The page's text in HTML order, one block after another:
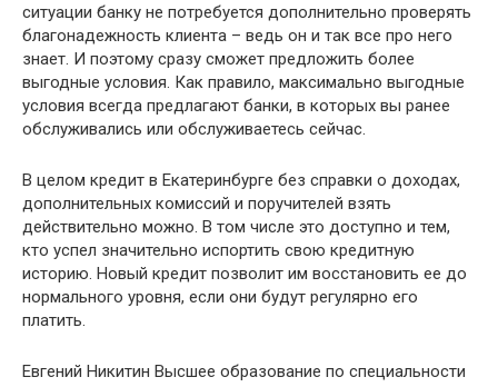
ситуации банку не потребуется дополнительно проверять
благонадежность клиента – ведь он и так все про него
знает. И поэтому сразу сможет предложить более
выгодные условия. Как правило, максимально выгодные
условия всегда предлагают банки, в которых вы ранее
обслуживались или обслуживаетесь сейчас.
В целом кредит в Екатеринбурге без справки о доходах,
дополнительных комиссий и поручителей взять
действительно можно. В том числе это доступно и тем,
кто успел значительно испортить свою кредитную
историю. Новый кредит позволит им восстановить ее до
нормального уровня, если они будут регулярно его
платить.
Евгений Никитин Высшее образование по специальности